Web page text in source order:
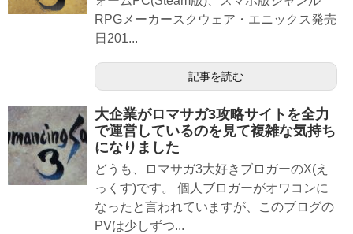
RPGメーカースクウェア・エニックス発売
日201...
記事を読む
大企業がロマサガ3攻略サイトを全力
で運営しているのを見て複雑な気持ち
になりました
どうも、ロマサガ3大好きブロガーのX(え
っくす)です。 個人ブロガーがオワコンに
なったと言われていますが、このブログの
PVは少しずつ...